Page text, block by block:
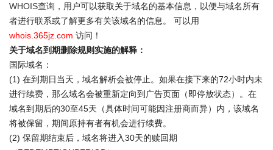
WHOIS查询 ，用户可以获取关于域名的基本信息，以便与域名所有
者进行联系或了解更多有关该域名的信息。 可以用
whois.365jz.com 访问！
关于域名到期删除规则实施的解释：
国际域名：
(1) 在到期日当天，域名解析会被停止。如果在接下来的72小时内未
进行续费，那么域名会被重新定向到广告页面（即停放状态）。在
域名到期后的30至45天（具体时间可能因注册商而异）内，该域名
将被保留，期间原持有者有机会进行续费。
(2) 保留期结束后，域名将进入30天的赎回期